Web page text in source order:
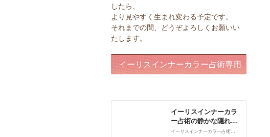
したら、
より見やすく生まれ変わる予定です。
それまでの間、どうぞよろしくお願いい
たします。
イーリスインナーカラー占術専用